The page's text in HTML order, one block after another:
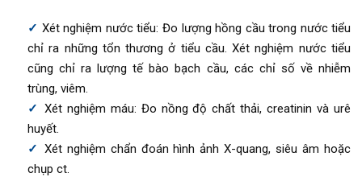
Xét nghiệm nước tiểu: Đo lượng hồng cầu trong nước tiểu
chỉ ra những tổn thương ở tiểu cầu. Xét nghiệm nước tiểu
cũng chỉ ra lượng tế bào bạch cầu, các chỉ số về nhiễm
trùng, viêm.
Xét nghiệm máu: Đo nồng độ chất thải, creatinin và urê
huyết.
Xét nghiệm chẩn đoán hình ảnh X-quang, siêu âm hoặc
chụp ct.